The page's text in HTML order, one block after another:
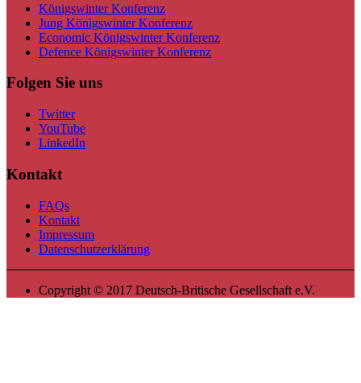
Königswinter Konferenz
Jung Königswinter Konferenz
Economic Königswinter Konferenz
Defence Königswinter Konferenz
Folgen Sie uns
Twitter
YouTube
LinkedIn
Kontakt
FAQs
Kontakt
Impressum
Datenschutzerklärung
Copyright © 2017 Deutsch-Britische Gesellschaft e.V.